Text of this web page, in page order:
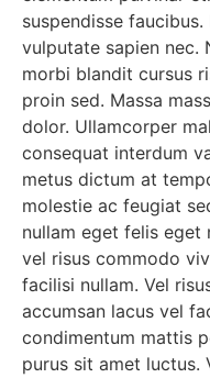
suspendisse
vulputate sapien nec.
morbi blandit cursus
proin sed. Massa
dolor. Ullamcorper
consequat interdum
metus dictum at
molestie ac feugiat
nullam eget felis eget
vel risus commodo
facilisi nullam. Vel
accumsan lacus vel
condimentum mattis
purus sit amet luctus.